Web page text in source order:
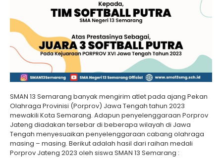
SMAN 13 Semarang banyak mengirim atlet pada ajang Pekan
Olahraga Provinisi (Porprov) Jawa Tengah tahun 2023
mewakili Kota Semarang. Adapun penyelenggaraan Porprov
Jateng diadakan tersebar di beberapa wilayah di Jawa
Tengah menyesuaikan penyelenggaraan cabang olahraga
masing – masing. Berikut adalah hasil dari raihan medali
Porprov Jateng 2023 oleh siswa SMAN 13 Semarang :